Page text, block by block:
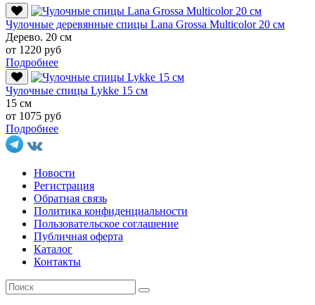
Чулочные деревянные спицы Lana Grossa Multicolor 20 см
Дерево. 20 см
от 1220 руб
Подробнее
Чулочные спицы Lykke 15 см
15 см
от 1075 руб
Подробнее
Новости
Регистрация
Обратная связь
Политика конфиденциальности
Пользовательское соглашение
Публичная оферта
Каталог
Контакты